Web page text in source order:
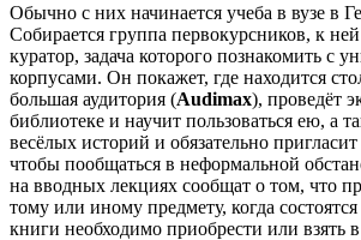
Обычно с них начинается учеба в вузе в
Собирается группа первокурсников, к ней
куратор, задача которого познакомить с
корпусами. Он покажет, где находится
большая аудитория (Audimax), проведёт
библиотеке и научит пользоваться ею, а
весёлых историй и обязательно
чтобы пообщаться в неформальной
на вводных лекциях сообщат о том, что
тому или иному предмету, когда
книги необходимо приобрести или взять